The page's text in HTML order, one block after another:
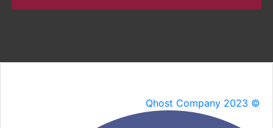
Qhost Company 2023 ©